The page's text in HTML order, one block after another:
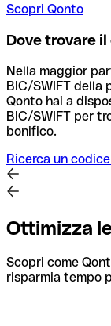
Scopri Qonto
Dove trovare
Nella maggior
BIC/SWIFT della
Qonto hai a
BIC/SWIFT per
bonifico.
Ricerca un
Ottimizza
Scopri come
risparmia tempo